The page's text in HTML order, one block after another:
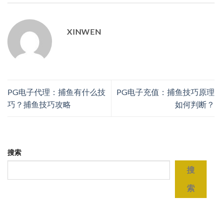
XINWEN
PG电子代理：捕鱼有什么技
巧？捕鱼技巧攻略
PG电子充值：捕鱼技巧原理
如何判断？
搜索
搜
索